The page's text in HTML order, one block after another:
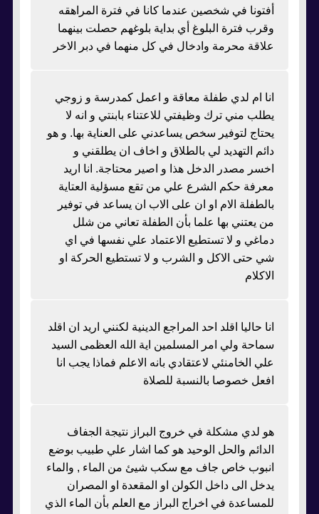
أفتونا في شخصين عندما كانا في فترة المراهقه
وقرب فترة البلوغ أي بداية بلوغهم حصلت بينهما
علاقة محرمة وادخال في كل منهما في دبر الاخر
انا ام لدي طفلة معاقة و اعمل كمدرسة و زوجي
يطلب مني ترك وظيفتي للاعتناء بابنتي و انه لا
يحتاج لتوفير سخص يساعدني على العناية بها. و هو
دائم التهديد لي بالطلاق و اخاف ان يطلقني و
اخسر مصدر الدخل هذا و اصير محتاجة. انا اريد
معرفة حكم الشرع علي من تقع مسؤلية العتاية
بالطفلة الام او ان على الاب ان يساعد في توفير
من يعتني بها علما بأن الطفلة تعاني من شلل
دماغي و لا تستطيع الاعتماد علي نفسها في اي
شي حتى الاكل و الشرب و لا تستطيع الحركة او
الاكلام
انا حاليا اقلد احد المراجع الدينية لكنني اريد ان اقلد
سماحة ولي امر المسلمين اية الله العظمى السيد
علي الخامنئي لاعتقادي بانه الاعلم فماذا يجب انا
افعل خصوصا بالنسبة للصلاة
هو لدي مشكلة في خروج البراز نتيجة الجفاف
الدائم والحل الوحيد هو كما اشار علي طبيب بوضع
انبوب خاص جاف مع سكب شيئ من الماء , والماء
يدخل الى داخل الكولن او المقعدة او المصران
للمساعدة في اخراج البراز مع العلم بأن الماء الذي